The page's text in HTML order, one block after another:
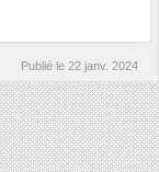
Publié le 22 janv. 2024